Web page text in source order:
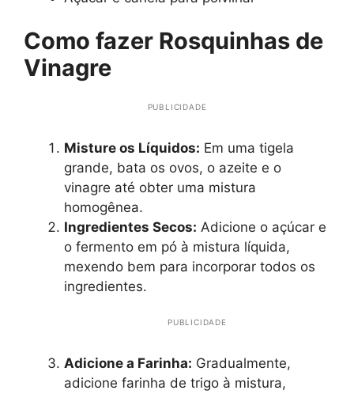
Como fazer Rosquinhas de
Vinagre
PUBLICIDADE
Misture os Líquidos: Em uma tigela
grande, bata os ovos, o azeite e o
vinagre até obter uma mistura
homogênea.
Ingredientes Secos: Adicione o açúcar e
o fermento em pó à mistura líquida,
mexendo bem para incorporar todos os
ingredientes.
PUBLICIDADE
Adicione a Farinha: Gradualmente,
adicione farinha de trigo à mistura,